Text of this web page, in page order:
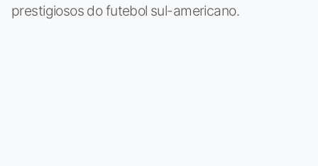
prestigiosos do futebol sul-americano.